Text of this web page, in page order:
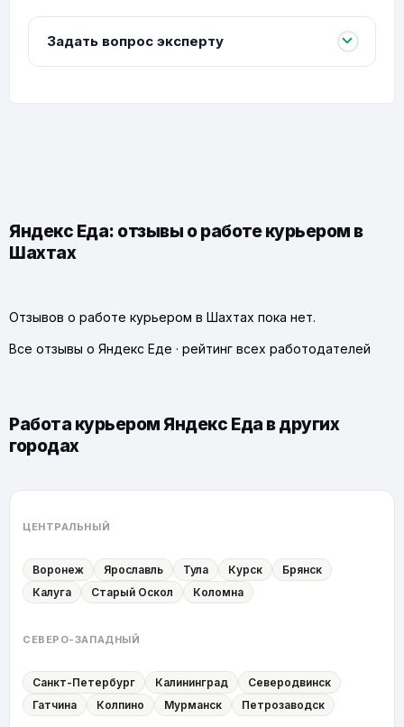
Задать вопрос эксперту
Яндекс Еда: отзывы о работе курьером в
Шахтах
Отзывов о работе курьером в Шахтах пока нет.
Все отзывы о Яндекс Еде · рейтинг всех работодателей
Работа курьером Яндекс Еда в других
городах
ЦЕНТРАЛЬНЫЙ
Воронеж Ярославль Тула Курск
Брянск
Калуга
Старый Оскол Коломна
СЕВЕРО-ЗАПАДНЫЙ
Санкт-Петербург Калининград
Северодвинск
Гатчина
Колпино Мурманск Петрозаводск